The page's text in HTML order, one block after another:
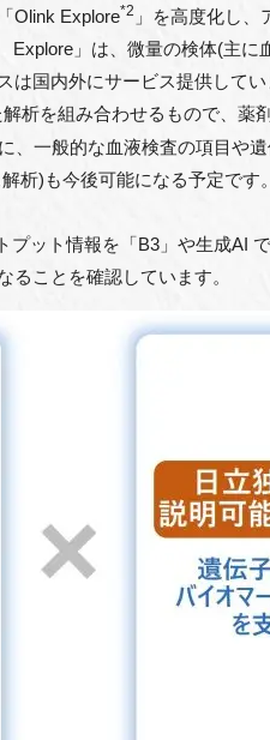
Olink Explore*2 」を⾼度化し
」は、微量の検体(主に
国内外にサービス提供して
析を組み合わせるもので、薬
、⼀般的な⾎液検査の項⽬や
析)も今後可能になる予定で
ット情報を「B3」や⽣成AI
ることを確認しています。